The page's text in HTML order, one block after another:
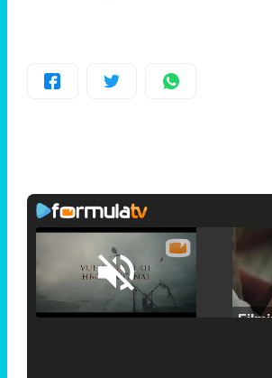
Unmute /
Loaded: